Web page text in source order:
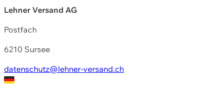
Lehner Versand AG
Postfach
6210 Sursee
datenschutz@lehner-versand.ch